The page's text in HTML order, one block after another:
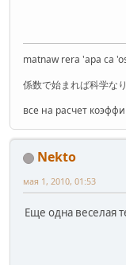
matnaw rera 'apa ca
係数で始まれば科学な
все на расчет
Nekto
мая 1, 2010, 01:53
Еще одна веселая